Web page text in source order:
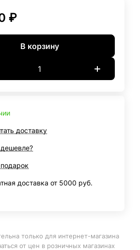
₽
В корзину
доставку
доставка от 5000 руб.
только для интернет-магазина
от цен в розничных магазинах